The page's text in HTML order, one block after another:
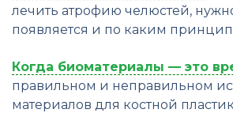
лечить атрофию челюстей,
появляется и по каким
Когда биоматериалы — это
правильном и неправильном
материалов для костной